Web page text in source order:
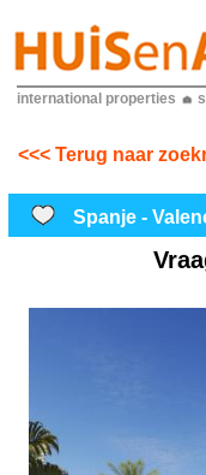
international properties
<<< Terug naar
Spanje -